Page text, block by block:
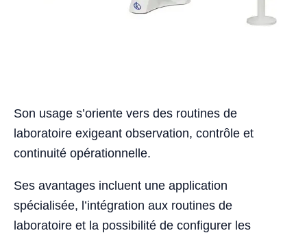
Son usage s’oriente vers des routines de
laboratoire exigeant observation, contrôle et
continuité opérationnelle.
Ses avantages incluent une application
spécialisée, l’intégration aux routines de
laboratoire et la possibilité de configurer les